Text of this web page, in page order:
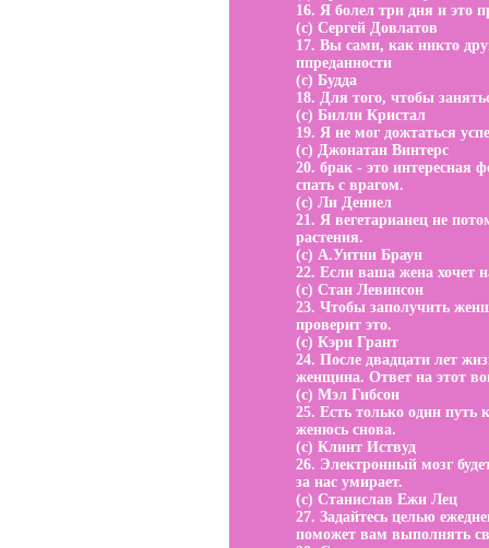
16. Я болел три дня и это
(с) Сергей Довлатов
17. Вы сами, как никто
ппреданности
(с) Будда
18. Для того, чтобы
(с) Билли Кристал
19. Я не мог дожтаться
(с) Джонатан Винтерс
20. брак - это интересная
спать с врагом.
(с) Ли Дениел
21. Я вегетарианец не
растения.
(с) А.Уитни Браун
22. Если ваша жена хочет
(с) Стан Левинсон
23. Чтобы заполучить
проверит это.
(с) Кэри Грант
24. После двадцати лет
женщина. Ответ на этот
(с) Мэл Гибсон
25. Есть только один путь
женюсь снова.
(с) Клинт Иствуд
26. Электронный мозг
за нас умирает.
(с) Станислав Ежи Лец
27. Задайтесь целью
поможет вам выполнять